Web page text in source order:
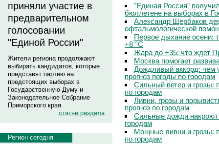
приняли участие в
предварительном
голосовании
"Единой России"
Жители региона продолжают
выбирать кандидатов, которые
представят партию на
предстоящих выборах в
Государственную Думу и
Законодательное Собрание
Приморского края.
статьи раздела
Регион сегодня
"Единая Россия"
бюллетене на выборах в
Александр Щербаков
офтальмологической
Первое дыхание осени:
+8 °C
Жара до +35: что ждет
Москва помогает
Дождливый аккорд: чем
прогноз погоды по городам
Сильный ветер и грозы:
по городам
Ливни, грозы и
прогноз по городам
Сильные дожди
городам
Мощные ливни и грозы:
по городам